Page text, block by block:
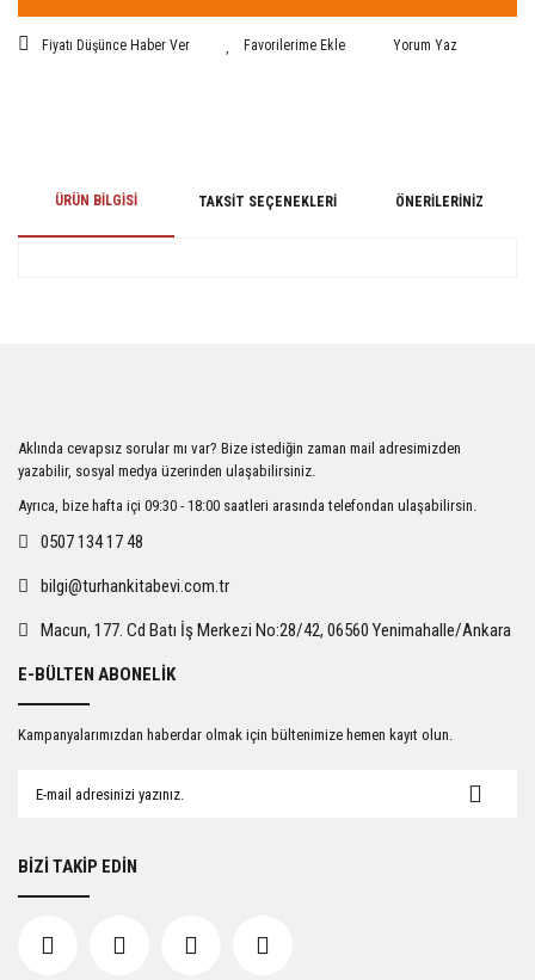
Fiyatı Düşünce Haber Ver Yorum Yaz
ÜRÜN BILGISI TAKSIT SEÇENEKLERI ÖNERILERINIZ
Ürün açıklamasında eksik bilgiler bulunuyor.
Ürün bilgilerinde hatalar bulunuyor.
Ürün fiyatı diğer sitelerden daha pahalı.
Gönder
Aklında cevapsız sorular mı var? Bize istediğin zaman mail adresimizden
yazabilir, sosyal medya üzerinden ulaşabilirsiniz.
Ayrıca, bize hafta içi 09:30 - 18:00 saatleri arasında telefondan ulaşabilirsin.
0507 134 17 48
bilgi@turhankitabevi.com.tr
Macun, 177. Cd Batı İş Merkezi No:28/42, 06560 Yenimahalle/Ankara
E-BÜLTEN ABONELİK
Kampanyalarımızdan haberdar olmak için bültenimize hemen kayıt olun.
BİZİ TAKİP EDİN